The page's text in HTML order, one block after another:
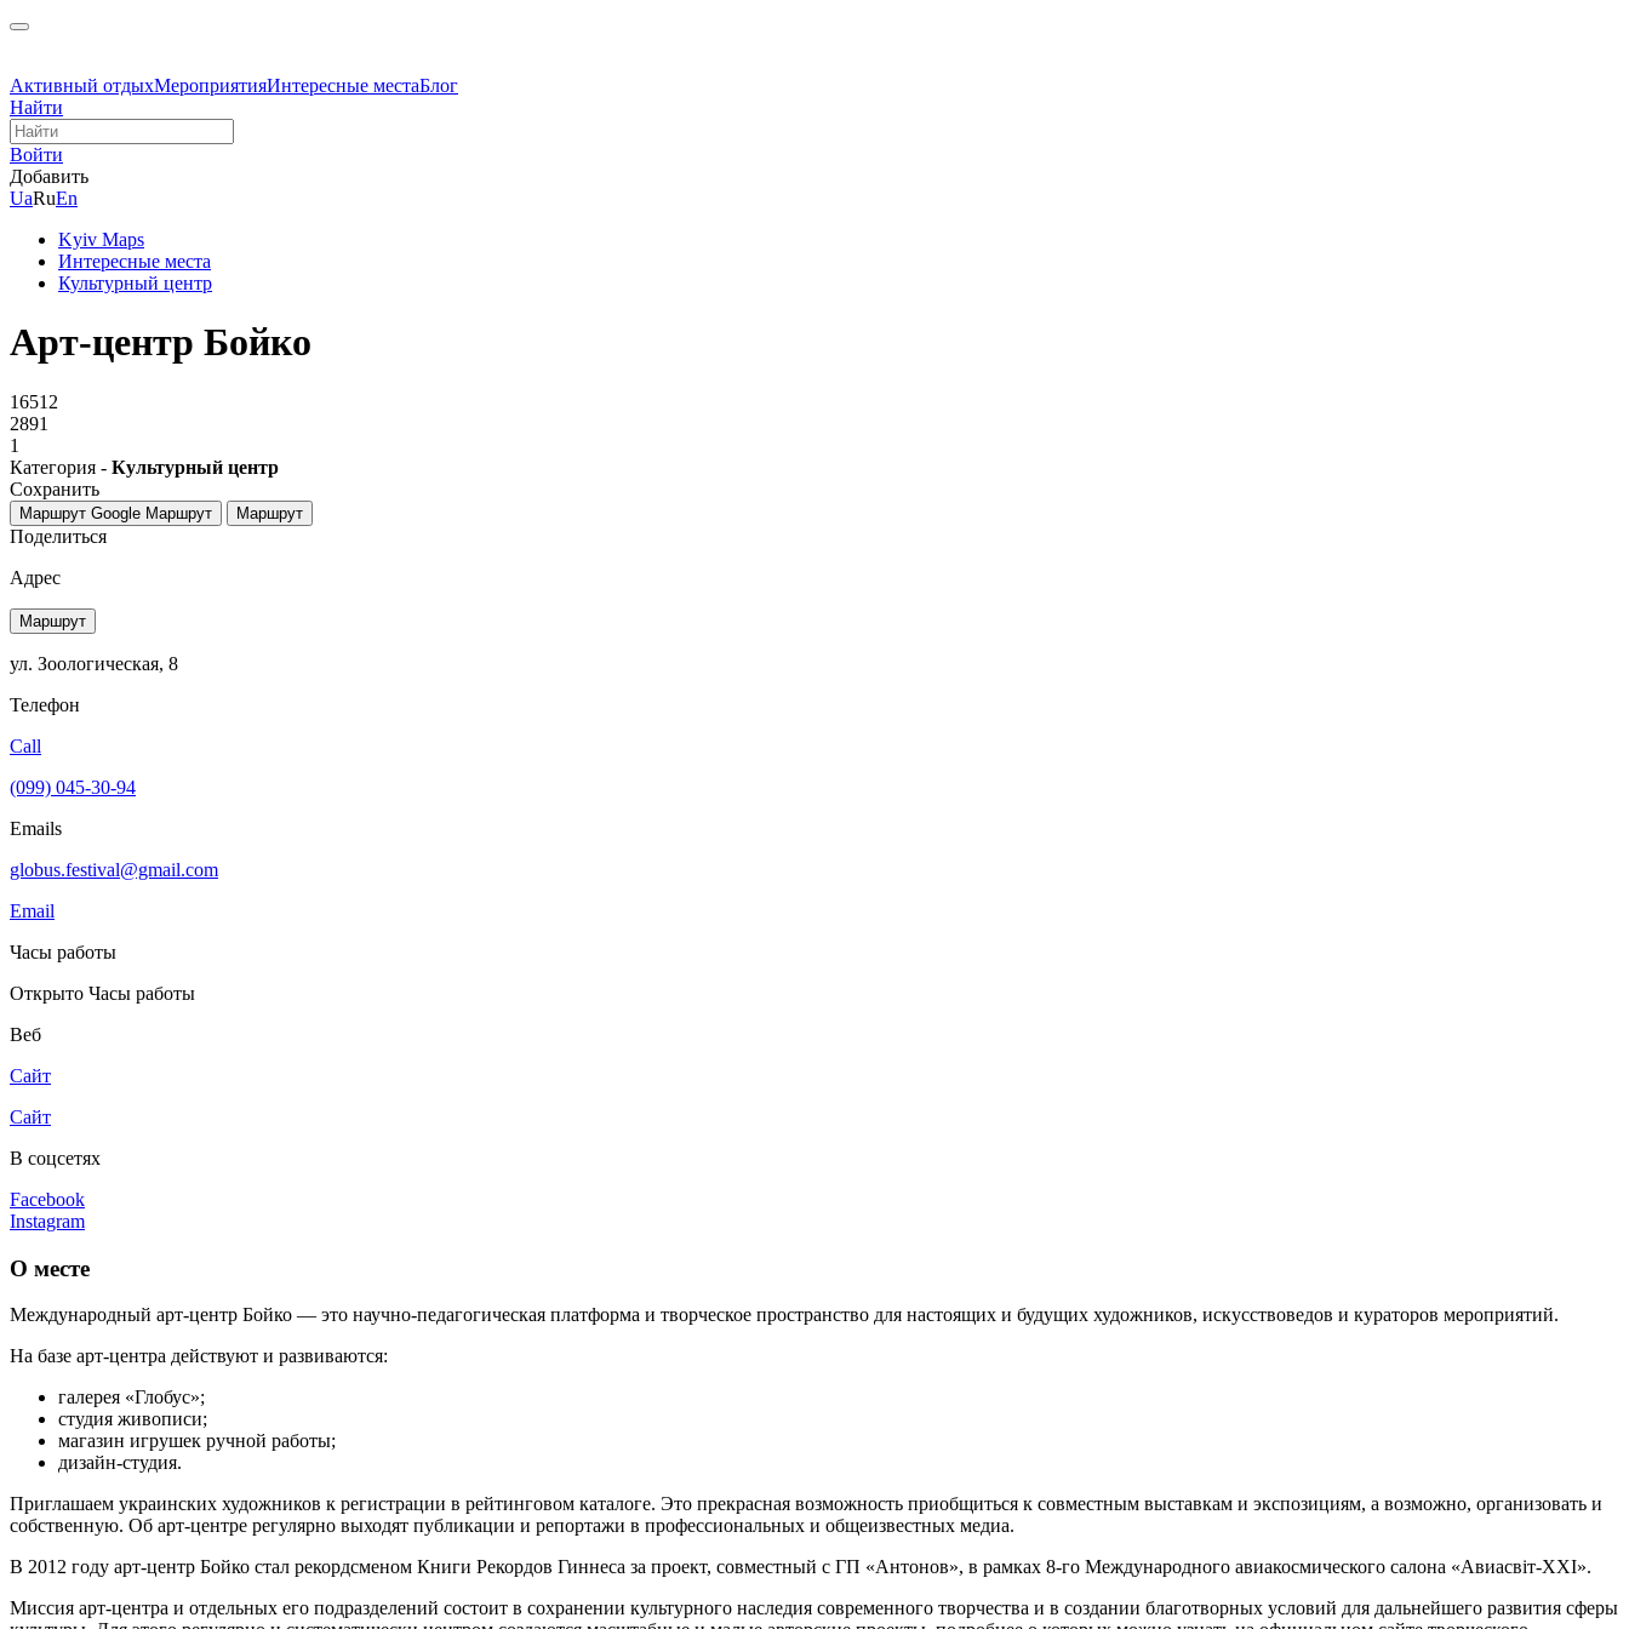
Активный отдыхМероприятияИнтересные местаБлог
Найти
Войти
Добавить
UaRuEn
Kyiv Maps
Интересные места
Культурный центр
Арт-центр Бойко
16512
2891
1
Категория - Культурный центр
Сохранить
Маршрут Google Маршрут Маршрут
Поделиться
Адрес
Маршрут
ул. Зоологическая, 8
Телефон
Call
(099) 045-30-94
Emails
globus.festival@gmail.com
Email
Часы работы
Открыто Часы работы
Веб
Сайт
Сайт
В соцсетях
Facebook
Instagram
О месте
Международный арт-центр Бойко — это научно-педагогическая платформа и творческое пространство для настоящих и будущих художников, искусствоведов и кураторов мероприятий.
На базе арт-центра действуют и развиваются:
галерея «Глобус»;
студия живописи;
магазин игрушек ручной работы;
дизайн-студия.
Приглашаем украинских художников к регистрации в рейтинговом каталоге. Это прекрасная возможность приобщиться к совместным выставкам и экспозициям, а возможно, организовать и
собственную. Об арт-центре регулярно выходят публикации и репортажи в профессиональных и общеизвестных медиа.
В 2012 году арт-центр Бойко стал рекордсменом Книги Рекордов Гиннеса за проект, совместный с ГП «Антонов», в рамках 8-го Международного авиакосмического салона «Авиасвіт-XXI».
Миссия арт-центра и отдельных его подразделений состоит в сохранении культурного наследия современного творчества и в создании благотворных условий для дальнейшего развития сферы